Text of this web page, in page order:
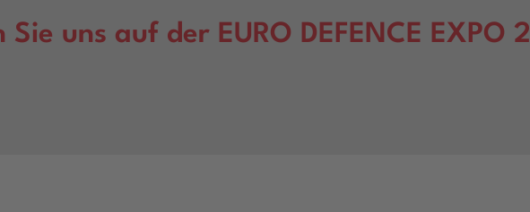
Sie uns auf der EURO DEFENCE EXPO